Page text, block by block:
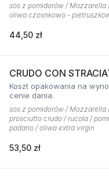
sos z pomidorów /
oliwa czosnkowo -
44,50 zł
CRUDO CON
Koszt opakowania na
cenie dania.
sos z pomidorów /
prosciutto crudo / rucola /
padano / oliwa extra virgin
53,50 zł